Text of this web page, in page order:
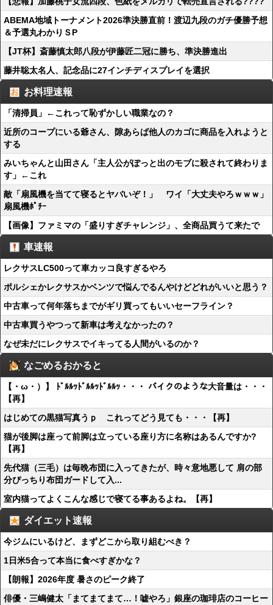
ABEMA地域トーナメント2026準決勝直前！渡辺九段のガチ優勝予想
＆予選丸わかりＳP
【JT杯】斎藤慎太郎八段が伊藤匠二冠に勝ち、準決勝進出
藤井聡太名人、記念品に27インチディスプレイを選択
お料理速報
「清掃員」←これって恥ずかしい職業なの？
近所のコープにいる爺さん、隙あらば他人のカゴに商品を入れようと
する
みいちゃんと山田さん「主人公がぽっと出のモブに殺されて終わりま
す」←これ
敵「扇風機を当てて寝るとヤバいぞ！」 ワイ「大丈夫やろｗｗｗ」
扇風機ﾎﾟﾁｰ
【画像】ファミマの「盛りすぎチャレンジ」、全商品買うて来たで
車速報
レクサスLC500って車カッコ良すぎるやろ
ポルシェかレクサスかベンツで悩んでるんやけどどれがいいと思う？
中古車って何年落ちまでがギリ買ってもいいセーフライン？
中古車買うやつって新車は考えなかったの？
なぜ未だにレクサスでイキってる人間がいるのか？
なごめるおかると
【・ω・）】 ﾄﾞﾙﾙｯﾄﾞﾙﾙｯﾄﾞﾙﾙｯ・・・ バイクのような大音量は・・・
【再】
はじめての黒猫写真うｐ これってどう見ても・・・【再】
猫が後脚は座って前脚は立っている座り方に名称はあるんですか?
【再】
先代猫（三毛）は毎晩布団に入ってきたが、時々意地悪して 肩の部
分ぴっちり布団ガードして入...
室内猫ってよくこんな感じで寝てる事あるよね。【再】
ダイエット速報
今ジムにいるけど、まずどこから取り組むべき？
1日米5合って本当に食べすぎかな？
【朗報】2026年度 暑さのピーク終了
俳優・三嶋健太「まてまてまて…！嘘やろ」銀座の珈琲店のコーヒー